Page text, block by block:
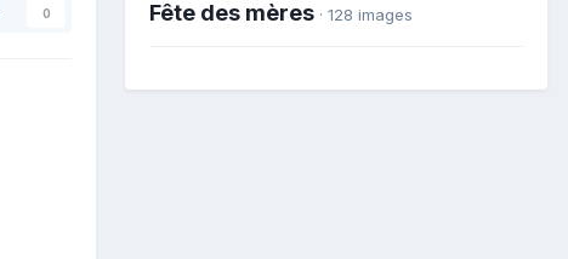
0 Fête des mères · 128 images